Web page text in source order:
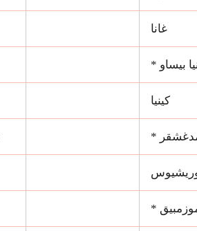
غانا
بيساو *
كينيا
*
*